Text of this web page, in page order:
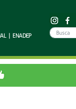
| ENADEP